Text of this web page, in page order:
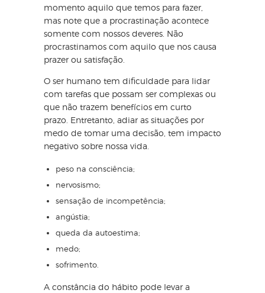
momento aquilo que temos para fazer,
mas note que a procrastinação acontece
somente com nossos deveres. Não
procrastinamos com aquilo que nos causa
prazer ou satisfação.
O ser humano tem dificuldade para lidar
com tarefas que possam ser complexas ou
que não trazem benefícios em curto
prazo. Entretanto, adiar as situações por
medo de tomar uma decisão, tem impacto
negativo sobre nossa vida.
peso na consciência;
nervosismo;
sensação de incompetência;
angústia;
queda da autoestima;
medo;
sofrimento.
A constância do hábito pode levar a